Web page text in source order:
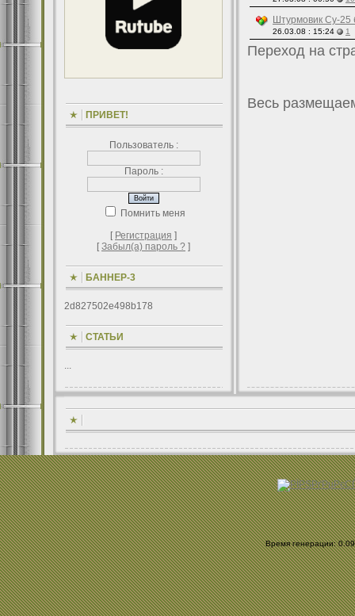
ПРИВЕТ!
Пользователь :
Пароль :
Помнить меня
[ Регистрация ]
[Забыл(а) пароль ? ]
БАННЕР-3
2d827502e498b178
СТАТЬИ
...
Штурмовик Су-25
26.03.08 : 15:24 1
Переход на
Весь
Время генерации: